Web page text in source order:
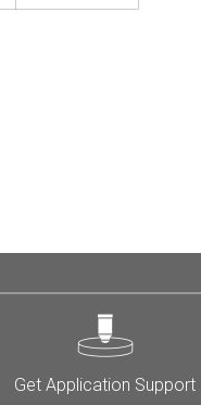
Get Application Support